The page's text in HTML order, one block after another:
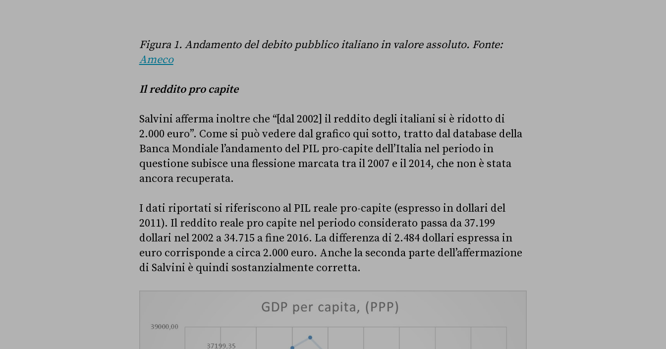
Figura 1. Andamento del debito pubblico italiano in valore assoluto. Fonte:
Ameco
Il reddito pro capite
Salvini afferma inoltre che “[dal 2002] il reddito degli italiani si è ridotto di
2.000 euro”. Come si può vedere dal grafico qui sotto, tratto dal database della
Banca Mondiale l’andamento del PIL pro-capite dell’Italia nel periodo in
questione subisce una flessione marcata tra il 2007 e il 2014, che non è stata
ancora recuperata.
I dati riportati si riferiscono al PIL reale pro-capite (espresso in dollari del
2011). Il reddito reale pro capite nel periodo considerato passa da 37.199
dollari nel 2002 a 34.715 a fine 2016. La differenza di 2.484 dollari espressa in
euro corrisponde a circa 2.000 euro. Anche la seconda parte dell’affermazione
di Salvini è quindi sostanzialmente corretta.